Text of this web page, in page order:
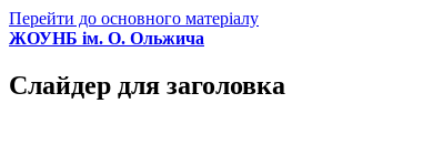
Перейти до основного матеріалу
ЖОУНБ ім. О. Ольжича
Слайдер для заголовка